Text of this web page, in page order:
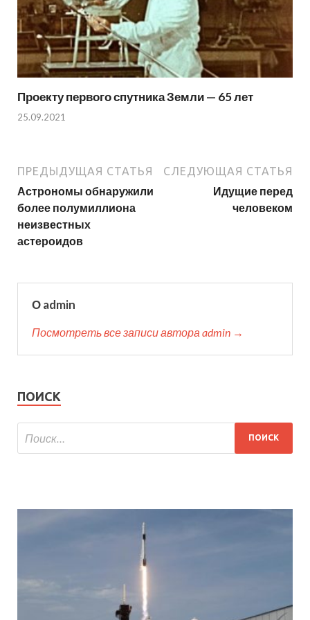
Проекту первого спутника Земли — 65 лет
25.09.2021
ПРЕДЫДУЩАЯ СТАТЬЯ
Астрономы обнаружили
более полумиллиона
неизвестных
астероидов
СЛЕДУЮЩАЯ СТАТЬЯ
Идущие перед
человеком
О admin
Посмотреть все записи автора admin →
ПОИСК